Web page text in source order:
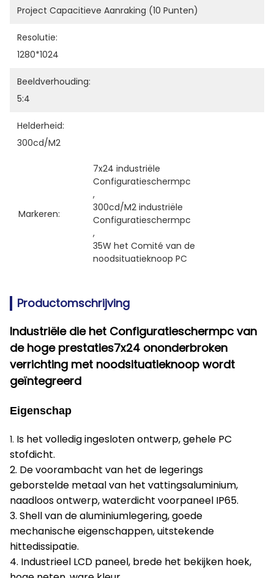
Project Capacitieve Aanraking (10 Punten)
Resolutie:
1280*1024
Beeldverhouding:
5:4
Helderheid:
300cd/m2
Markeren:
7x24 industriële
Configuratieschermpc
,
300cd/M2 industriële
Configuratieschermpc
,
35W het Comité van de
noodsituatieknoop PC
Productomschrijving
Industriële die het Configuratieschermpc van
de hoge prestaties7x24 ononderbroken
verrichting met noodsituatieknoop wordt
geïntegreerd
Eigenschap
1. Is het volledig ingesloten ontwerp, gehele PC
stofdicht.
2. De voorambacht van het de legerings
geborstelde metaal van het vattingsaluminium,
naadloos ontwerp, waterdicht voorpaneel IP65.
3. Shell van de aluminiumlegering, goede
mechanische eigenschappen, uitstekende
hittedissipatie.
4. Industrieel LCD paneel, brede het bekijken hoek,